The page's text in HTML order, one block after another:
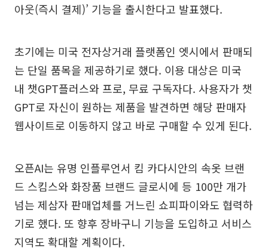
아웃(즉시 결제)’ 기능을 출시한다고 발표했다.
초기에는 미국 전자상거래 플랫폼인 엣시에서 판매되
는 단일 품목을 제공하기로 했다. 이용 대상은 미국
내 챗GPT플러스와 프로, 무료 구독자다. 사용자가 챗
GPT로 자신이 원하는 제품을 발견하면 해당 판매자
웹사이트로 이동하지 않고 바로 구매할 수 있게 된다.
오픈AI는 유명 인플루언서 킴 카다시안의 속옷 브랜
드 스킴스와 화장품 브랜드 글로시에 등 100만 개가
넘는 제삼자 판매업체를 거느린 쇼피파이와도 협력하
기로 했다. 또 향후 장바구니 기능을 도입하고 서비스
지역도 확대할 계획이다.